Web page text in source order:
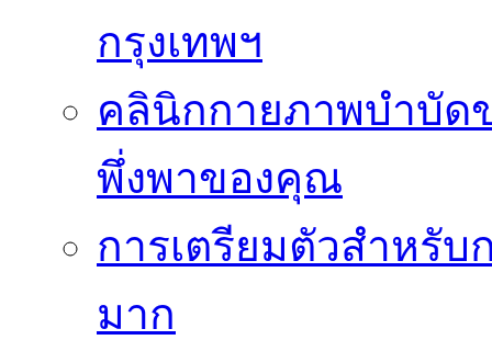
กรุงเทพฯ
คลินิกกายภาพบำบัด
พึ่งพาของคุณ
การเตรียมตัวสำหรั
มาก